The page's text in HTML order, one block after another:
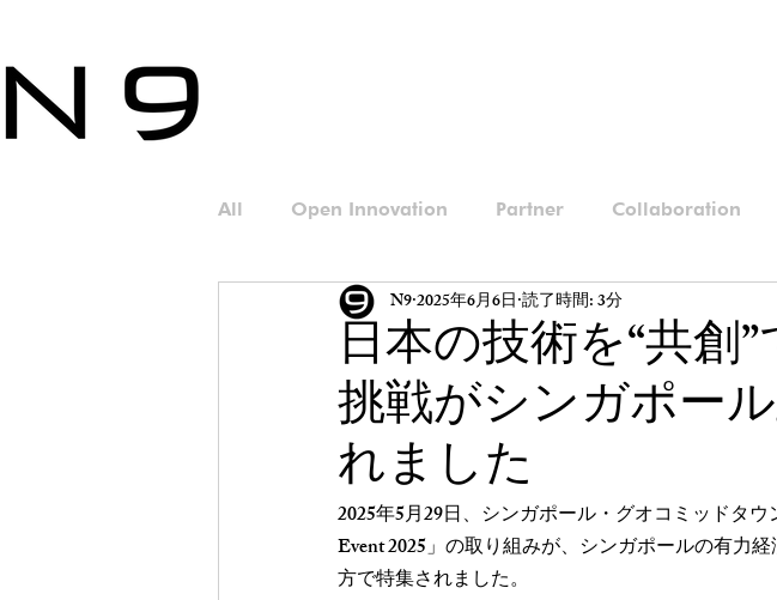
All Open Innovation Partner Collaboration
日本の技術を“共
挑戦がシンガポー
れました
N92025年6月6日 読了時間: 3分
2025年5月29日、シンガポール・グオコミッドタ
Event 2025」の取り組みが、シンガポールの有力
方で特集されました。